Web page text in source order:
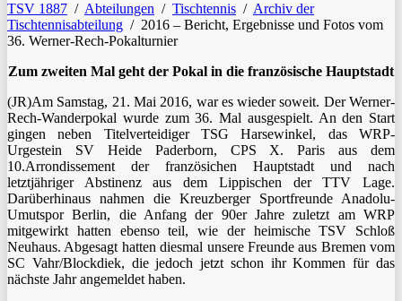
TSV 1887 / Abteilungen / Tischtennis / Archiv der
Tischtennisabteilung / 2016 – Bericht, Ergebnisse und Fotos vom
36. Werner-Rech-Pokalturnier
Zum zweiten Mal geht der Pokal in die französische Hauptstadt
(JR)Am Samstag, 21. Mai 2016, war es wieder soweit. Der Werner-
Rech-Wanderpokal wurde zum 36. Mal ausgespielt. An den Start
gingen neben Titelverteidiger TSG Harsewinkel, das WRP-
Urgestein SV Heide Paderborn, CPS X. Paris aus dem
10.Arrondissement der französichen Hauptstadt und nach
letztjähriger Abstinenz aus dem Lippischen der TTV Lage.
Darüberhinaus nahmen die Kreuzberger Sportfreunde Anadolu-
Umutspor Berlin, die Anfang der 90er Jahre zuletzt am WRP
mitgewirkt hatten ebenso teil, wie der heimische TSV Schloß
Neuhaus. Abgesagt hatten diesmal unsere Freunde aus Bremen vom
SC Vahr/Blockdiek, die jedoch jetzt schon ihr Kommen für das
nächste Jahr angemeldet haben.